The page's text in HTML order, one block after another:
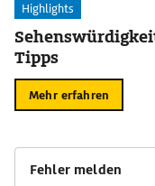
Highlights
Tipps
Mehr erfahren
Fehler melden